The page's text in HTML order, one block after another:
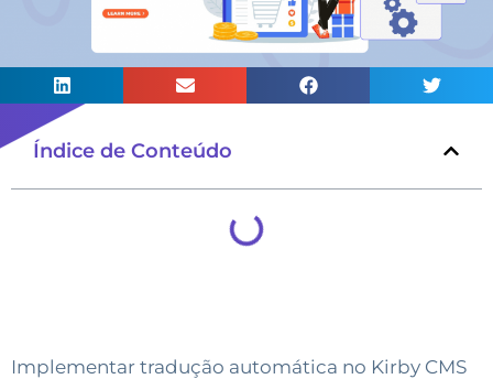
Índice de Conteúdo
Implementar tradução automática no Kirby CMS